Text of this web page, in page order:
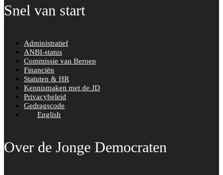
Snel van start
Administratief
ANBI-status
Commissie van Beroep
Financiën
Statuten & HR
Kennismaken met de JD
Privacybeleid
Gedragscode
English
Over de Jonge Democraten